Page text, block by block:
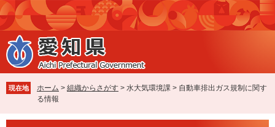
ペ
ー
ジ
の
先
で
す
メ
ニ
ュ
ー
を
ば
し
本
現在地 ホーム > 組織からさがす > 水大気環境課 > 自動車排出ガス規制に関す
る情報